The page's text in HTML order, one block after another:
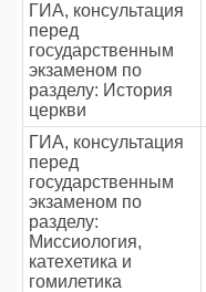
ГИА, консультация
перед
государственным
экзаменом по
разделу: История
церкви
ГИА, консультация
перед
государственным
экзаменом по
разделу:
Миссиология,
катехетика и
гомилетика